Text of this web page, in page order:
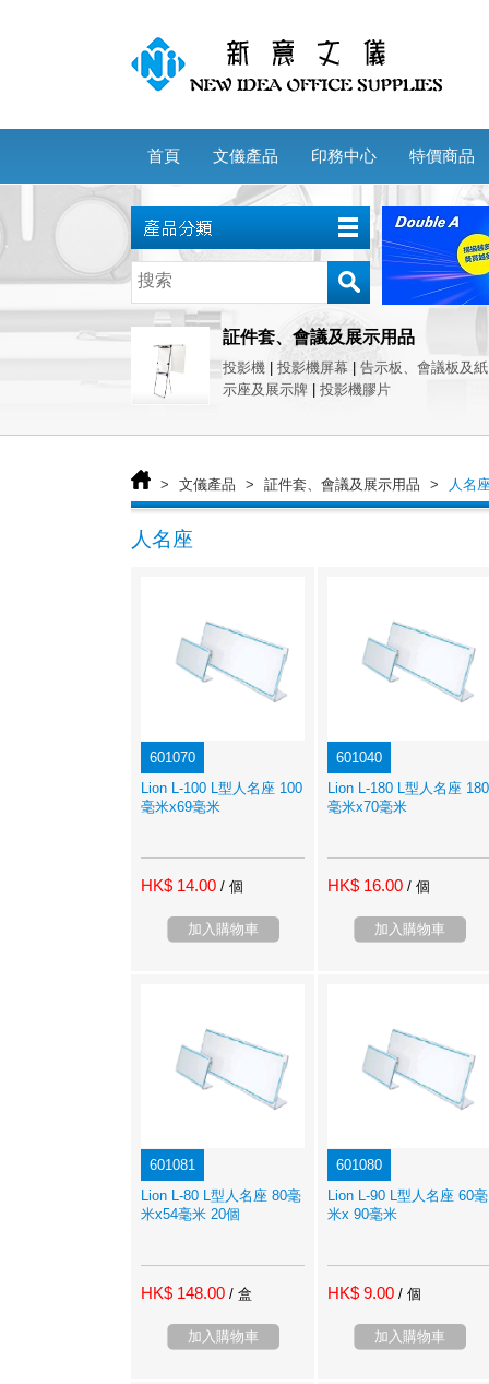
首頁 文儀產品 印務中心 特價商品
証件套、會議及展示用品
投影機 投影機屏幕 告示板、會議板及紙
示座及展示牌
投影機膠片
> 文儀產品 > 証件套、會議及展示用品 > 人名
人名座
601070
Lion L-100 L型人名座 100
毫米x69毫米
HK$ 14.00 / 個
加入購物車
601040
Lion L-180 L型人名座 180
毫米x70毫米
HK$ 16.00 / 個
加入購物車
601081
Lion L-80 L型人名座 80毫
米x54毫米 20個
HK$ 148.00 / 盒
加入購物車
601080
Lion L-90 L型人名座 60毫
米x 90毫米
HK$ 9.00 / 個
加入購物車